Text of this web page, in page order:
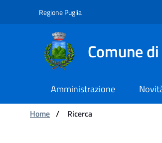
Navigazione
Salta al contenuto
Regione Puglia
Comune
Amministrazione
Ti trovi in:
Home / Ricerca